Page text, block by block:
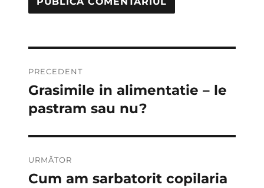
în
articole
PRECEDENT
Articolul
anterior:
Grasimile in alimentatie – le
pastram sau nu?
URMĂTOR
Articolul
Cum am sarbatorit copilaria